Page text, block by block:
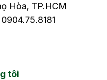
Hòa, TP.HCM
tôi